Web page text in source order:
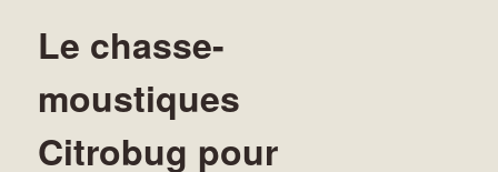
Le chasse-
moustiques
Citrobug pour